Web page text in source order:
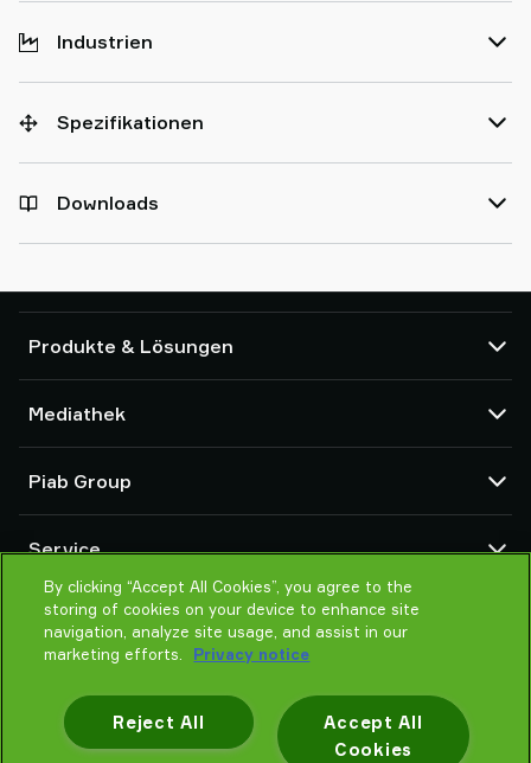
Industrien
Spezifikationen
Downloads
Produkte & Lösungen
Saugnäpfe und Soft-Gripper
Komponenten des Robot End Of Arm Tooling (EOAT)
Roboter- und Cobot-Greiflösungen
System- und Lösungszubehör
Vakuumförderer für Pulver und Schüttgut
Mediathek
Produktkonfigurator
Allgemeine Verkaufsbedingungen
Datenschutzrichtlinie
Piab Group
Globale Organisation
Verhaltenskodex
Neuheiten
Karrieren
Service
Kontakt
Partner Netzwerk
Auswahlhilfe
By clicking “Accept All Cookies”, you agree to the
storing of cookies on your device to enhance site
navigation, analyze site usage, and assist in our
marketing efforts.
Privacy notice
Accept All
Cookies
Reject All